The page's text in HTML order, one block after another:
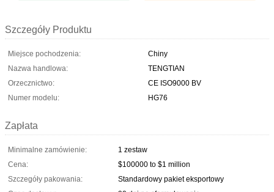
Szczegóły Produktu
Miejsce pochodzenia:
Chiny
Nazwa handlowa:
TENGTIAN
Orzecznictwo:
CE ISO9000 BV
Numer modelu:
HG76
Zapłata
Minimalne zamówienie:
1 zestaw
Cena:
$100000 to $1 million
Szczegóły pakowania:
Standardowy pakiet eksportowy